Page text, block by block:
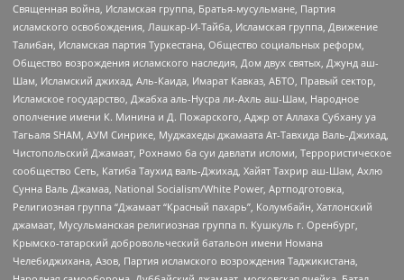
Священная война, Исламская группа, Братья-мусульмане, Партия
исламского освобождения, Лашкар-И-Тайба, Исламская группа, Движение
Талибан, Исламская партия Туркестана, Общество социальных реформ,
Общество возрождения исламского наследия, Дом двух святых, Джунд аш-
Шам, Исламский джихад, Аль-Каида, Имарат Кавказ, АБТО, Правый сектор,
Исламское государство, Джабха аль-Нусра ли-Ахль аш-Шам, Народное
ополчение имени К. Минина и Д. Пожарского, Аджр от Аллаха Субхану уа
Тагьаля SHAM, АУМ Синрике, Муджахеды джамаата Ат-Тавхида Валь-Джихад,
Чистопольский Джамаат, Рохнамо ба суи давлати исломи, Террористическое
сообщество Сеть, Катиба Таухид валь-Джихад, Хайят Тахрир аш-Шам, Ахлю
Сунна Валь Джамаа, National Socialism/White Power, Артподготовка,
Религиозная группа “Джамаат “Красный пахарь”, Колумбайн, Хатлонский
джамаат, Мусульманская религиозная группа п. Кушкуль г. Оренбург,
Крымско-татарский добровольческий батальон имени Номана
Челебиджихана, Азов, Партия исламского возрождения Таджикистана,